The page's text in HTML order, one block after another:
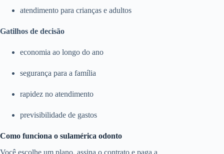
atendimento para crianças e adultos
Gatilhos de decisão
economia ao longo do ano
segurança para a família
rapidez no atendimento
previsibilidade de gastos
Como funciona o sulamérica odonto
Você escolhe um plano, assina o contrato e paga a